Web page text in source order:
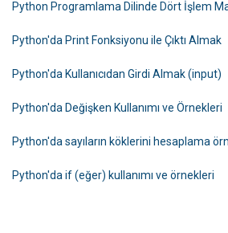
Python Programlama Dilinde Dört İşlem
Python'da Print Fonksiyonu ile Çıktı Almak
Python'da Kullanıcıdan Girdi Almak (input)
Python'da Değişken Kullanımı ve Örnekleri
Python'da sayıların köklerini hesaplama
Python'da if (eğer) kullanımı ve örnekleri